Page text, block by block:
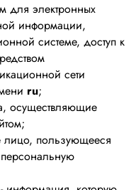
для электронных
информации,
системе, доступ к
сети
ru;
осуществляющие
лицо, пользующееся